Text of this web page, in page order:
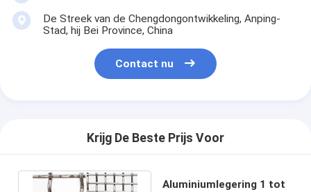
De Streek van de Chengdongontwikkeling, Anping-
Stad, hij Bei Province, China
Contact nu
Krijg De Beste Prijs Voor
Aluminiumlegering 1 tot